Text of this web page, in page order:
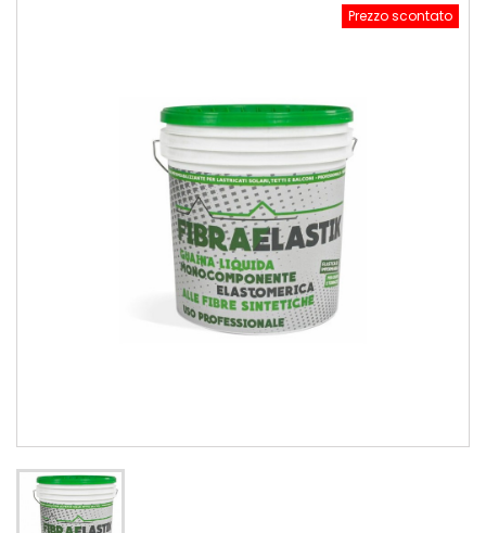
Prezzo scontato